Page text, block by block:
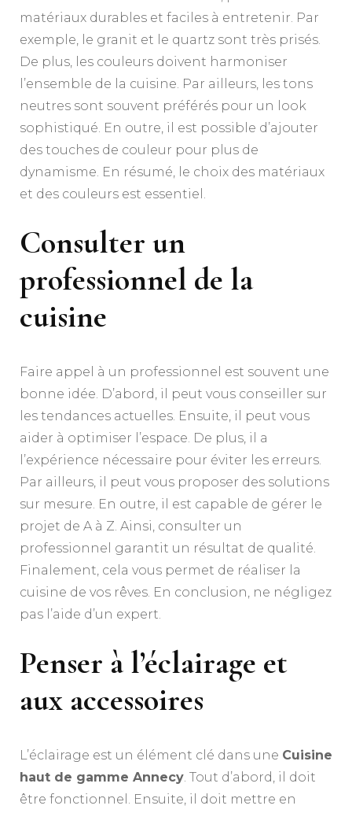
matériaux durables et faciles à entretenir. Par
exemple, le granit et le quartz sont très prisés.
De plus, les couleurs doivent harmoniser
l’ensemble de la cuisine. Par ailleurs, les tons
neutres sont souvent préférés pour un look
sophistiqué. En outre, il est possible d’ajouter
des touches de couleur pour plus de
dynamisme. En résumé, le choix des matériaux
et des couleurs est essentiel.
Consulter un
professionnel de la
cuisine
Faire appel à un professionnel est souvent une
bonne idée. D’abord, il peut vous conseiller sur
les tendances actuelles. Ensuite, il peut vous
aider à optimiser l’espace. De plus, il a
l’expérience nécessaire pour éviter les erreurs.
Par ailleurs, il peut vous proposer des solutions
sur mesure. En outre, il est capable de gérer le
projet de A à Z. Ainsi, consulter un
professionnel garantit un résultat de qualité.
Finalement, cela vous permet de réaliser la
cuisine de vos rêves. En conclusion, ne négligez
pas l’aide d’un expert.
Penser à l’éclairage et
aux accessoires
L’éclairage est un élément clé dans une Cuisine
haut de gamme Annecy. Tout d’abord, il doit
être fonctionnel. Ensuite, il doit mettre en